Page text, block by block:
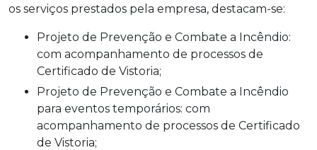
os serviços prestados pela empresa, destacam-se:
Projeto de Prevenção e Combate a Incêndio:
com acompanhamento de processos de
Certificado de Vistoria;
Projeto de Prevenção e Combate a Incêndio
para eventos temporários: com
acompanhamento de processos de Certificado
de Vistoria;